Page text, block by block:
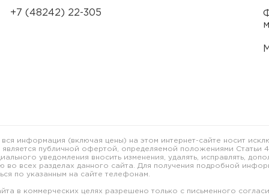
+7 (48242) 22-305
информация (включая цены) на этом интернет-сайте носит
является публичной офертой, определяемой положениями Статьи
уведомления вносить изменения, удалять, исправлять,
во всех разделах данного сайта. Для получения подробной
по указанным на сайте телефонам.
в коммерческих целях разрешено только с письменного